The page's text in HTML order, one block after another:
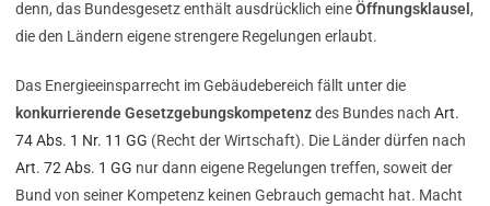
denn, das Bundesgesetz enthält ausdrücklich eineÖffnungsklausel ,
die den Ländern eigene strengere Regelungen erlaubt.
Das Energieeinsparrecht im Gebäudebereich fällt unter die
konkurrierende Gesetzgebungskompetenzdes Bundes nach Art.
74 Abs. 1 Nr. 11 GG (Recht der Wirtschaft). Die Länder dürfen nach
Art. 72 Abs. 1 GG nur dann eigene Regelungen treffen, soweit der
Bund von seiner Kompetenz keinen Gebrauch gemacht hat. Macht